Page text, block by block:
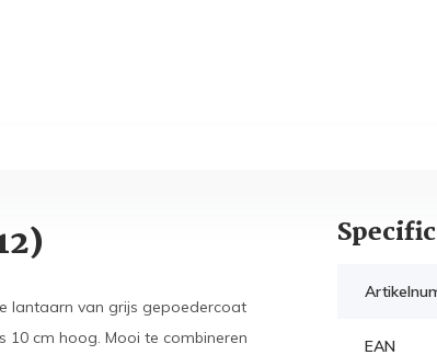
lantaarn van grijs gepoedercoat
10 cm hoog. Mooi te combineren
EAN